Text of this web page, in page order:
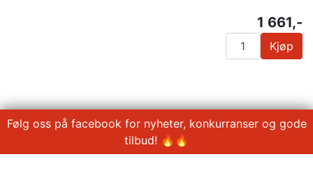
1 661,-
Kjøp
Følg oss på facebook for nyheter, konkurranser og gode
tilbud! 🔥🔥